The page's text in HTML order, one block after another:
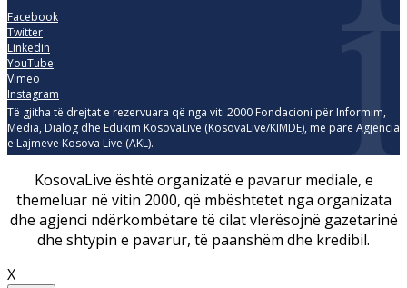
Facebook
Twitter
Linkedin
YouTube
Vimeo
Instagram
Të gjitha të drejtat e rezervuara që nga viti 2000 Fondacioni për Informim,
Media, Dialog dhe Edukim KosovaLive (KosovaLive/KIMDE), më parë Agjencia
e Lajmeve Kosova Live (AKL).
KosovaLive është organizatë e pavarur mediale, e
themeluar në vitin 2000, që mbështetet nga organizata
dhe agjenci ndërkombëtare të cilat vlerësojnë gazetarinë
dhe shtypin e pavarur, të paanshëm dhe kredibil.
X